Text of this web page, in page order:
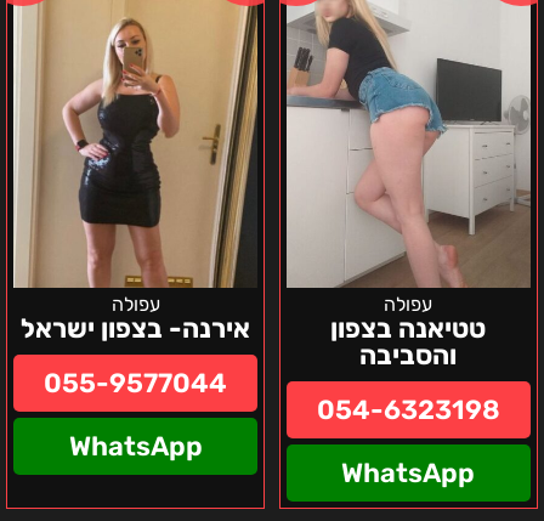
עפולה
טטיאנה בצפון
והסביבה
054-6323198
WhatsApp
עפולה
אירנה- בצפון ישראל
055-9577044
WhatsApp